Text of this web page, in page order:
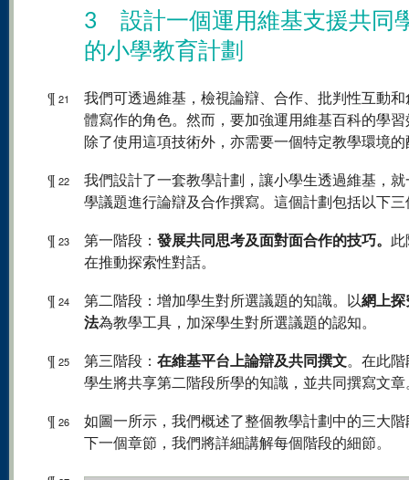
3 設計一個運用維基支援共同
的小學教育計劃
¶ 21
我們可透過維基，檢視論辯、合作、批判性互動
體寫作的角色。然而，要加強運用維基百科的學
除了使用這項技術外，亦需要一個特定教學環境
¶ 22
我們設計了一套教學計劃，讓小學生透過維基，
學議題進行論辯及合作撰寫。這個計劃包括以下三
¶ 23 第一階段： 發展共同思考及面對面合作的技巧。
在推動探索性對話。
¶ 24 第二階段：增加學生對所選議題的知識。以網上
法為教學工具，加深學生對所選議題的認知。
¶ 25 第三階段： 在維基平台上論辯及共同撰文。在此
學生將共享第二階段所學的知識，並共同撰寫文章
¶ 26
如圖一所示，我們概述了整個教學計劃中的三大
下一個章節，我們將詳細講解每個階段的細節。